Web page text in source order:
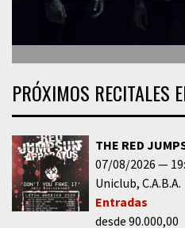
PRÓXIMOS RECITALES
THE RED
07/08/2026
Uniclub C.A.B.A.
Entradas
desde 90.000,00